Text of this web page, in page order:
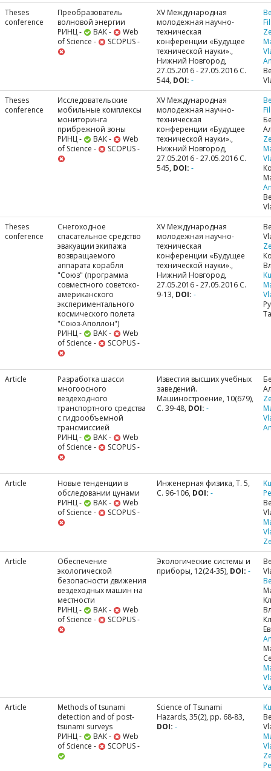
Theses
conference
Преобразователь
волновой энергии
РИНЦ -
ВАК -
Web
of Science -
SCOPUS -
XV Международная
молодежная научно-
техническая
конференции «Будущее
технической науки».,
Нижний Новгород,
27.05.2016 - 27.05.2016 С.
544, DOI: -
Theses
conference
Исследовательские
мобильные комплексы
мониторинга
прибрежной зоны
РИНЦ -
ВАК -
Web
of Science -
SCOPUS -
XV Международная
молодежная научно-
техническая
конференции «Будущее
технической науки».,
Нижний Новгород,
27.05.2016 - 27.05.2016 С.
545, DOI: -
Theses
conference
Снегоходное
спасательное средство
эвакуации экипажа
возвращаемого
аппарата корабля
"Союз" (программа
совместного советско-
американского
экспериментального
космического полета
"Союз-Аполлон")
РИНЦ -
ВАК -
Web
of Science -
SCOPUS -
XV Международная
молодежная научно-
техническая
конференции «Будущее
технической науки».,
Нижний Новгород,
27.05.2016 - 27.05.2016 С.
9-13, DOI: -
Article
Разработка шасси
многоосного
вездеходного
транспортного средства
с гидрообъемной
трансмиссией
РИНЦ -
ВАК -
Web
of Science -
SCOPUS -
Известия высших учебных
заведений.
Машиностроение, 10(679),
С. 39-48, DOI: -
Article
Новые тенденции в
обследовании цунами
РИНЦ -
ВАК -
Web
of Science -
SCOPUS -
Инженерная физика, Т. 5,
С. 96-106, DOI: -
Article
Обеспечение
экологической
безопасности движения
вездеходных машин на
местности
РИНЦ -
ВАК -
Web
of Science -
SCOPUS -
Экологические системы и
приборы, 12(24-35), DOI: -
Article
Methods of tsunami
detection and of post-
tsunami surveys
РИНЦ -
ВАК -
Web
of Science -
SCOPUS -
Science of Tsunami
Hazards, 35(2), pp. 68-83,
DOI: -